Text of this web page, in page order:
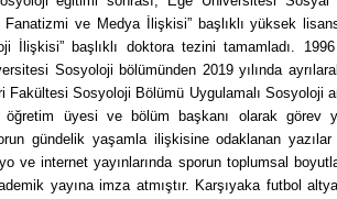
Fanatizmi ve Medya İlişkisi” başlıklı yüksek
İlişkisi” başlıklı doktora tezini tamamladı. 1996
Sosyoloji bölümünden 2019 yılında
Fakültesi Sosyoloji Bölümü Uygulamalı Sosyoloji
üyesi ve bölüm başkanı olarak görev
gündelik yaşamla ilişkisine odaklanan yazılar
ve internet yayınlarında sporun toplumsal
yayına imza atmıştır. Karşıyaka futbol